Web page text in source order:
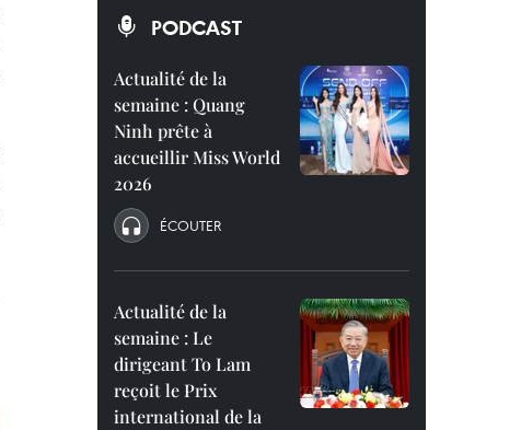
PODCAST
Actualité de la
semaine : Quang
Ninh prête à
accueillir Miss World
2026
ÉCOUTER
Actualité de la
semaine : Le
dirigeant To Lam
reçoit le Prix
international de la